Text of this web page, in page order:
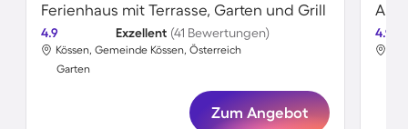
Ferienhaus mit Terrasse, Garten und Grill
4.9 Exzellent (41 Bewertungen)
Kössen, Gemeinde Kössen, Österreich
Garten
Zum Angebot
4.9